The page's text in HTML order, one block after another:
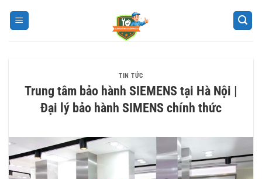
TIN TỨC
Trung tâm bảo hành SIEMENS tại Hà Nội |
Đại lý bảo hành SIMENS chính thức